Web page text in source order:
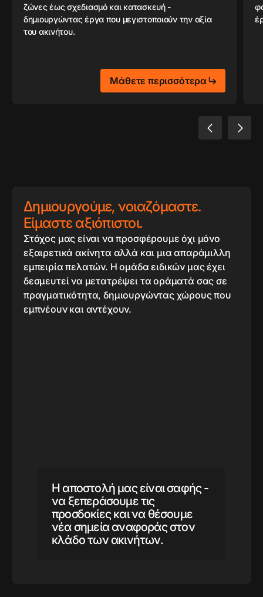
ζώνες έως σχεδιασμό και κατασκευή -
δημιουργώντας έργα που μεγιστοποιούν την αξία
του ακινήτου.
Μάθετε περισσότερα
Δημιουργούμε, νοιαζόμαστε.
Είμαστε αξιόπιστοι.
Στόχος μας είναι να προσφέρουμε όχι μόνο
εξαιρετικά ακίνητα αλλά και μια απαράμιλλη
εμπειρία πελατών. Η ομάδα ειδικών μας έχει
δεσμευτεί να μετατρέψει τα οράματά σας σε
πραγματικότητα, δημιουργώντας χώρους που
εμπνέουν και αντέχουν.
Η αποστολή μας είναι σαφής -
να ξεπεράσουμε τις
προσδοκίες και να θέσουμε
νέα σημεία αναφοράς στον
κλάδο των ακινήτων.